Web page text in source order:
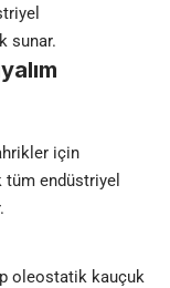
sunar.
için
tüm endüstriyel
oleostatik kauçuk